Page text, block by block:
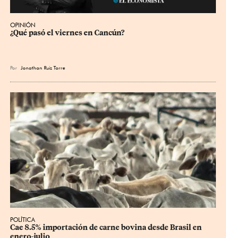
OPINIÓN
¿Qué pasó el viernes en Cancún?
Por Jonathan Ruiz Torre
POLÍTICA
Cae 8.5% importación de carne bovina desde Brasil en